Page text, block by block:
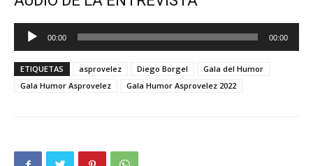
Reproductor
de
audio
00:00 00:00
ETIQUETAS asprovelez Diego Borgel
Gala del Humor
Gala Humor Asprovelez
Gala Humor Asprovelez 2022